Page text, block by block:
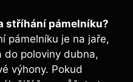
stříhání pámelníku?
pámelníku je na jaře,
do poloviny dubna,
výhony. Pokud